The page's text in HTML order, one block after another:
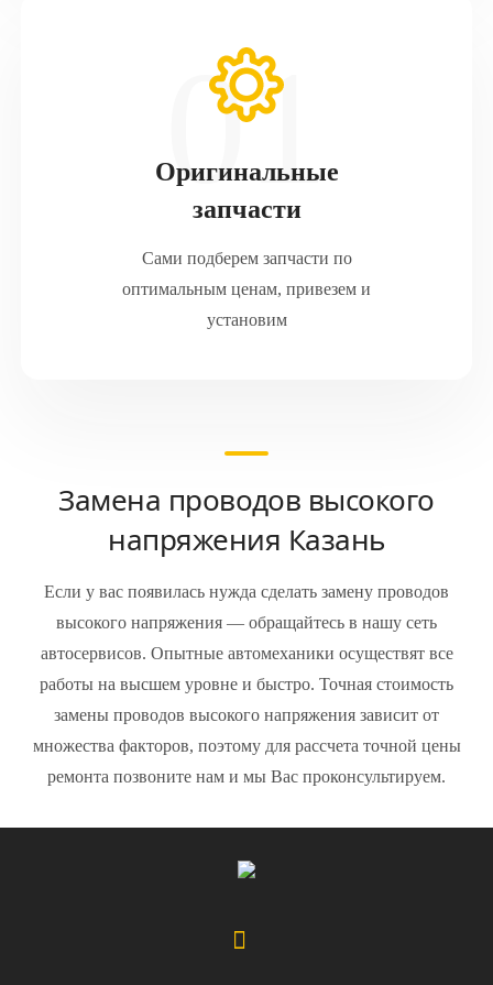
Оригинальные
запчасти
Сами подберем запчасти по
оптимальным ценам, привезем и
установим
Замена проводов высокого
напряжения Казань
Если у вас появилась нужда сделать замену проводов
высокого напряжения — обращайтесь в нашу сеть
автосервисов. Опытные автомеханики осуществят все
работы на высшем уровне и быстро. Точная стоимость
замены проводов высокого напряжения зависит от
множества факторов, поэтому для рассчета точной цены
ремонта позвоните нам и мы Вас проконсультируем.